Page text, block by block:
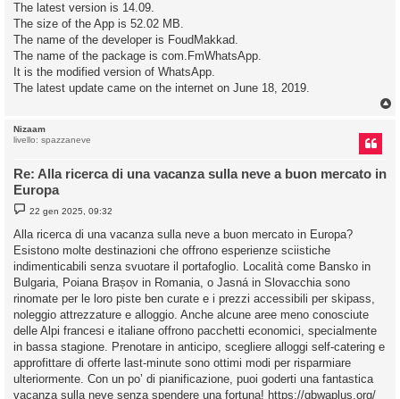
g
i
The latest version is 14.09.
The size of the App is 52.02 MB.
The name of the developer is FoudMakkad.
The name of the package is com.FmWhatsApp.
It is the modified version of WhatsApp.
The latest update came on the internet on June 18, 2019.
Nizaam
livello: spazzaneve
Re: Alla ricerca di una vacanza sulla neve a buon mercato in
Europa
M
e
s
a
g
g
i
o
22 gen 2025, 09:32
Alla ricerca di una vacanza sulla neve a buon mercato in Europa?
Esistono molte destinazioni che offrono esperienze sciistiche
indimenticabili senza svuotare il portafoglio. Località come Bansko in
Bulgaria, Poiana Brașov in Romania, o Jasná in Slovacchia sono
rinomate per le loro piste ben curate e i prezzi accessibili per skipass,
noleggio attrezzature e alloggio. Anche alcune aree meno conosciute
delle Alpi francesi e italiane offrono pacchetti economici, specialmente
in bassa stagione. Prenotare in anticipo, scegliere alloggi self-catering e
approfittare di offerte last-minute sono ottimi modi per risparmiare
ulteriormente. Con un po’ di pianificazione, puoi goderti una fantastica
vacanza sulla neve senza spendere una fortuna! https://gbwaplus.org/